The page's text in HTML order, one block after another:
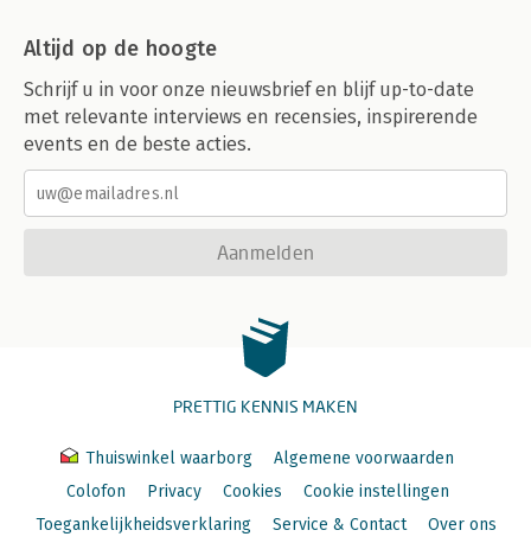
Altijd op de hoogte
Schrijf u in voor onze nieuwsbrief en blijf up-to-date
met relevante interviews en recensies, inspirerende
events en de beste acties.
Aanmelden
PRETTIG KENNIS MAKEN
Thuiswinkel waarborg
Algemene voorwaarden
Colofon
Privacy Cookies
Cookie instellingen
Toegankelijkheidsverklaring
Service & Contact Over ons